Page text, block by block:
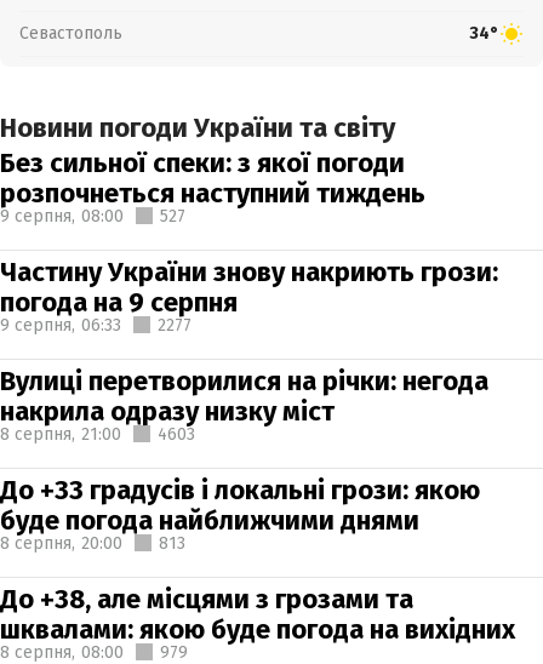
Севастополь 34°
Новини погоди України та світу
Без сильної спеки: з якої погоди
розпочнеться наступний тиждень
9 серпня, 08:00 527
Частину України знову накриють грози:
погода на 9 серпня
9 серпня, 06:33 2277
Вулиці перетворилися на річки: негода
накрила одразу низку міст
8 серпня, 21:00 4603
До +33 градусів і локальні грози: якою
буде погода найближчими днями
8 серпня, 20:00 813
До +38, але місцями з грозами та
шквалами: якою буде погода на вихідних
8 серпня, 08:00 979